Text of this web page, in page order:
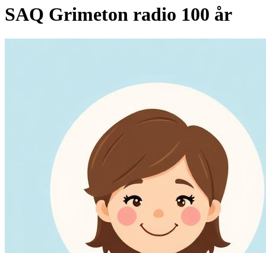
SAQ Grimeton radio 100 år